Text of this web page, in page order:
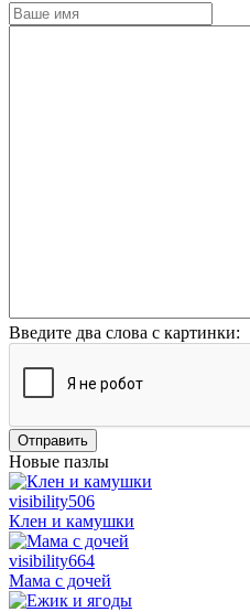
Введите два слова с картинки:
Отправить
Новые пазлы
visibility506
Клен и камушки
visibility664
Мама с дочей